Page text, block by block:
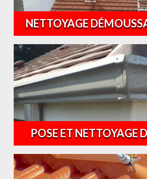
NETTOYAGE
POSE ET NETTOYAGE